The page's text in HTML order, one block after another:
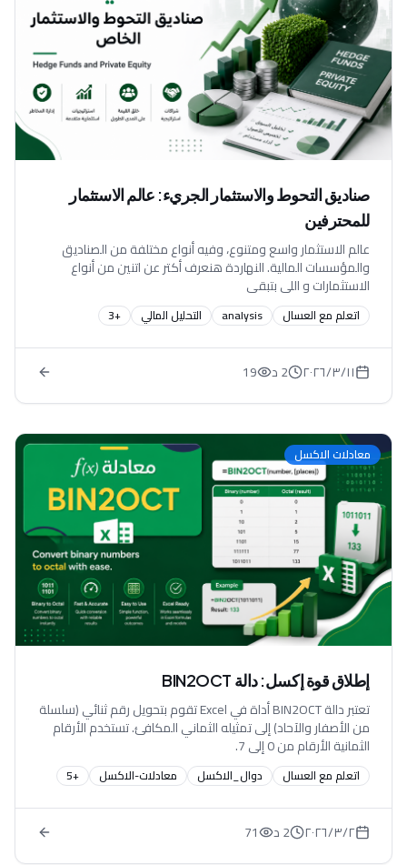
صناديق التحوط والاستثمار الجريء: عالم الاستثمار
للمحترفين
عالم الاستثمار واسع ومتنوع، وفيه أنواع مختلفة من الصناديق
والمؤسسات المالية. النهاردة هنعرف أكتر عن اتنين من أنواع
الاستثمارات و اللي بتبقي
اتعلم مع العسال analysis التحليل المالي +
3
١١‏/٣‏/٢٠٢٦ 2 د 19
معادلات الاكسل
إطلاق قوة إكسل: دالة BIN2OCT
تعتبر دالة BIN2OCT أداة في Excel تقوم بتحويل رقم ثنائي (سلسلة
من الأصفار والآحاد) إلى تمثيله الثماني المكافئ. تستخدم الأرقام
الثمانية الأرقام من 0 إلى 7.
اتعلم مع العسال دوال_الاكسل معادلات-الاكسل +
5
٢‏/٣‏/٢٠٢٦ 2 د 71